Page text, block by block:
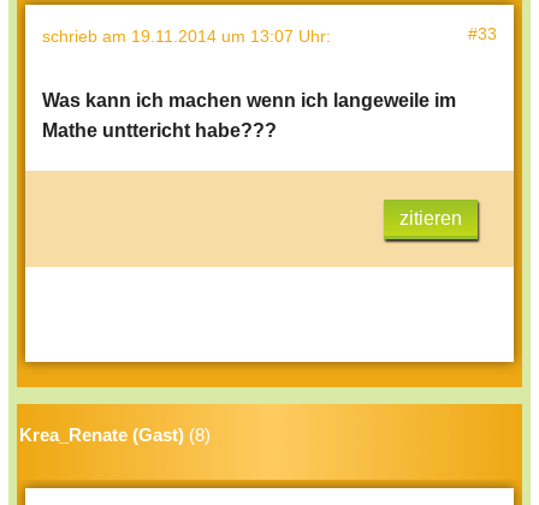
schrieb am 19.11.2014 um 13:07 Uhr: #33
Was kann ich machen wenn ich langeweile im
Mathe unttericht habe???
zitieren
Krea_Renate (Gast) (8)